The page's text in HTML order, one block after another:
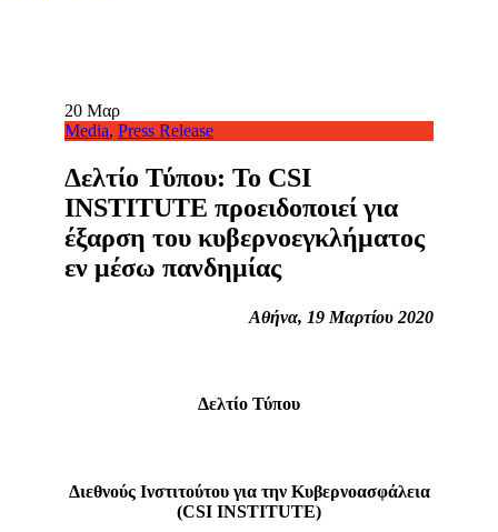
20 Μαρ
Media, Press Release
Δελτίο Τύπου: To CSI
INSTITUTE προειδοποιεί για
έξαρση του κυβερνοεγκλήματος
εν μέσω πανδημίας
Αθήνα, 19 Μαρτίου 2020
Δελτίο Τύπου
Διεθνούς Ινστιτούτου για την Κυβερνοασφάλεια
(CSI INSTITUTE)